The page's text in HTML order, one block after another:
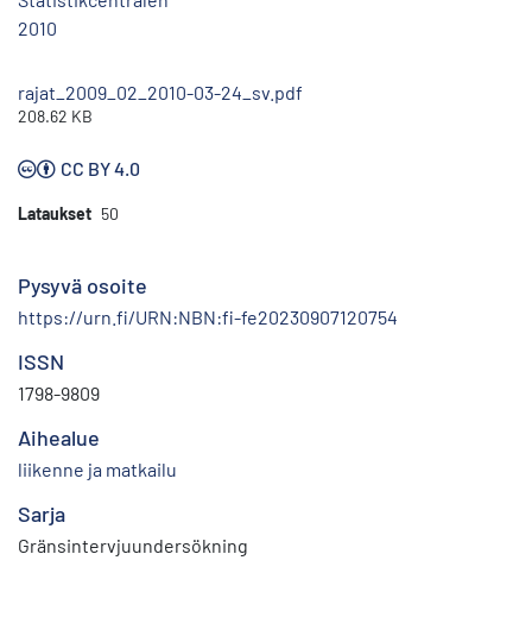
2010
rajat_2009_02_2010-03-24_sv.pdf
208.62 KB
CC BY 4.0
Lataukset 50
Pysyvä osoite
https://urn.fi/URN:NBN:fi-fe20230907120754
ISSN
1798-9809
Aihealue
liikenne ja matkailu
Sarja
Gränsintervjuundersökning